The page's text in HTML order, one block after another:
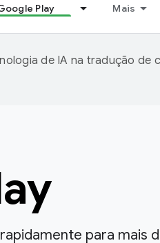
Play Mais
de IA na tradução de
para mais